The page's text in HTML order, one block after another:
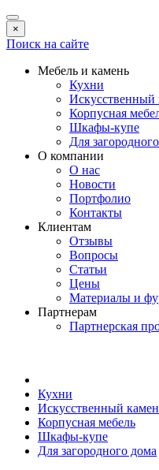
×
Поиск на сайте
Мебель и камень
Кухни
Искусственный
Корпусная
Шкафы-купе
Для
О компании
О нас
Новости
Портфолио
Контакты
Клиентам
Отзывы
Вопросы
Статьи
Цены
Материалы и
Партнерам
Партнерская
Кухни
Искусственный
Корпусная мебель
Шкафы-купе
Для загородного дома